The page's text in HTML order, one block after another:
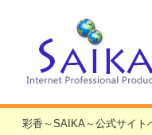
彩香～SAIKA～公式サイト